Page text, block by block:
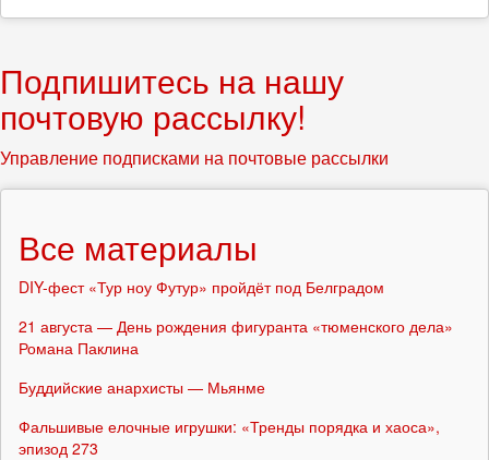
Подпишитесь на нашу
почтовую рассылку!
Управление подписками на почтовые рассылки
Все материалы
DIY-фест «Тур ноу Футур» пройдёт под Белградом
21 августа — День рождения фигуранта «тюменского дела»
Романа Паклина
Буддийские анархисты — Мьянме
Фальшивые елочные игрушки: «Тренды порядка и хаоса»,
эпизод 273